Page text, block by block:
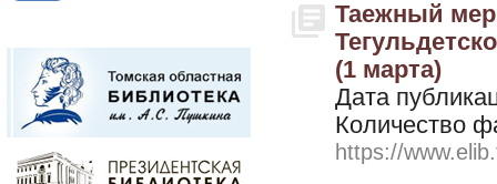
Таежный
(1 марта)
Дата
Количество
https://